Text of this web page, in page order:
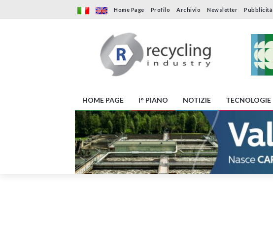
Home Page Profilo Archivio Newsletter Pubblicità
HOME PAGE I° PIANO NOTIZIE TECNOLOGIE